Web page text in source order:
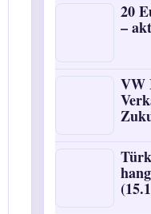
20
–
VW